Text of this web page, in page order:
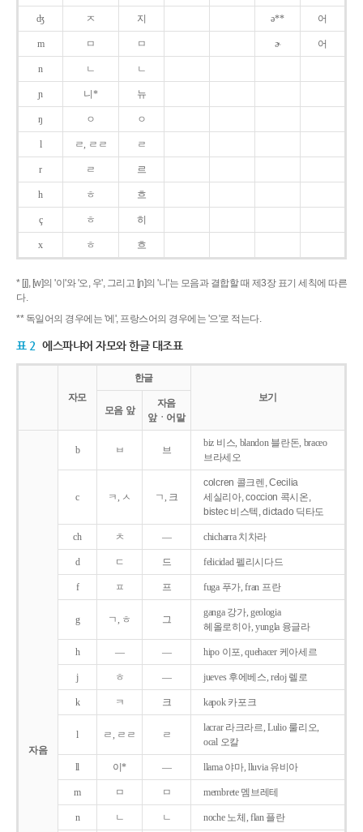
ʤ ㅈ 지 ə** 어
m ㅁ ㅁ ɚ 어
n ㄴ ㄴ
ɲ 니* 뉴
ŋ ㅇ ㅇ
l ㄹ, ㄹㄹ ㄹ
r ㄹ 르
h ㅎ 흐
ç ㅎ 히
x ㅎ 흐
* [j], [w]의 '이'와 '오, 우', 그리고 [ɲ]의 '니'는 모음과 결합할 때 제3장 표기 세칙에 따른
다.
** 독일어의 경우에는 '에', 프랑스어의 경우에는 '으'로 적는다.
표 2 에스파냐어 자모와 한글 대조표
자모
한글
보기
모음 앞
자음
앞ㆍ어말
자음
b ㅂ 브
biz 비스, blandon 블란돈, braceo
브라세오
c ㅋ, ㅅ ㄱ, 크
colcren 콜크렌, Cecilia
세실리아, coccion 콕시온,
bistec 비스텍, dictado 딕타도
ch ㅊ ― chicharra 치차라
d ㄷ 드 felicidad 펠리시다드
f ㅍ 프 fuga 푸가, fran 프란
g ㄱ, ㅎ 그
ganga 강가, geologia
헤올로히아, yungla 융글라
h ― ― hipo 이포, quehacer 케아세르
j ㅎ ― jueves 후에베스, reloj 렐로
k ㅋ 크 kapok 카포크
l ㄹ, ㄹㄹ ㄹ
lacrar 라크라르, Lulio 룰리오,
ocal 오칼
ll 이* ― llama 야마, lluvia 유비아
m ㅁ ㅁ membrete 멤브레테
n ㄴ ㄴ noche 노체, flan 플란